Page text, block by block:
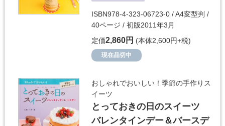
ISBN978-4-323-06723-0 / A4変型判 /
40ページ / 初版2011年3月
定価2,860円 (本体2,600円+税)
現在品切中
おしゃれでおいしい！季節の手作りス
イーツ
とっておきの日のスイーツ
バレンタインデー＆バースデ